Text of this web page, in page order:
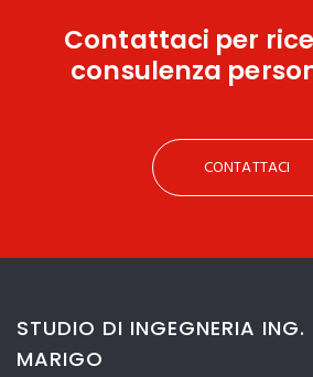
Contattaci per
consulenza
CONTATTACI
STUDIO DI INGEGNERIA ING.
MARIGO